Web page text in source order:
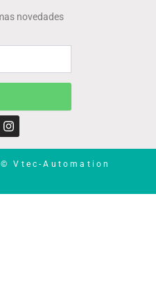
novedades
Instagram
Vtec-Automation